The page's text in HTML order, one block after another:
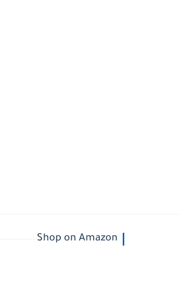
Shop on Amazon